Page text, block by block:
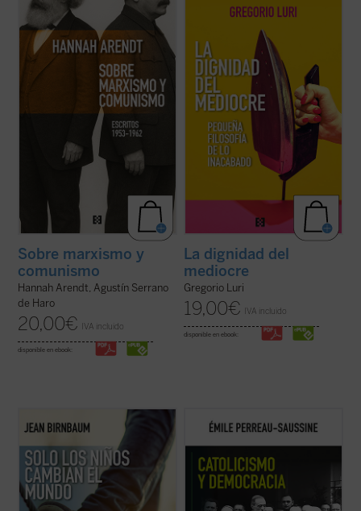
Este libro no solo recupera una faceta
menos conocida —pero crucial— de una de
las mentes más incisivas del siglo XX, sino
que también ofrece herramientas
esenciales para pensar nuestro presente.
(ver ficha)
Sobre marxismo y
comunismo
Hannah Arendt, Agustín Serrano
de Haro
20,00€ IVA incluido
disponible en ebook:
Gregorio Luri nos conduce por un viaje
filosófico para mostrarnos que nuestra
y la divinidad, entre el ser y la nada— es, en
realidad, la fuente de nuestra dignidad. Un
canto a la condición ...(ver ficha)
La dignidad del
mediocre
Gregorio Luri
19,00€ IVA incluido
disponible en ebook:
Birnbaum retoma, tras El coraje del matiz
el pulso de la política y la introspección con
una pregunta aparentemente sencilla: ¿qué
sucede cuando llega un hijo al mundo?
Desde Rosa Luxemburgo hasta Hannah
Arendt, pasando por Roland ...
Catolicismo y democracia
evolución del pensamiento político católico
Iglesia respondió a la democracia liberal,
un sistema para el que no ...(ver ficha)